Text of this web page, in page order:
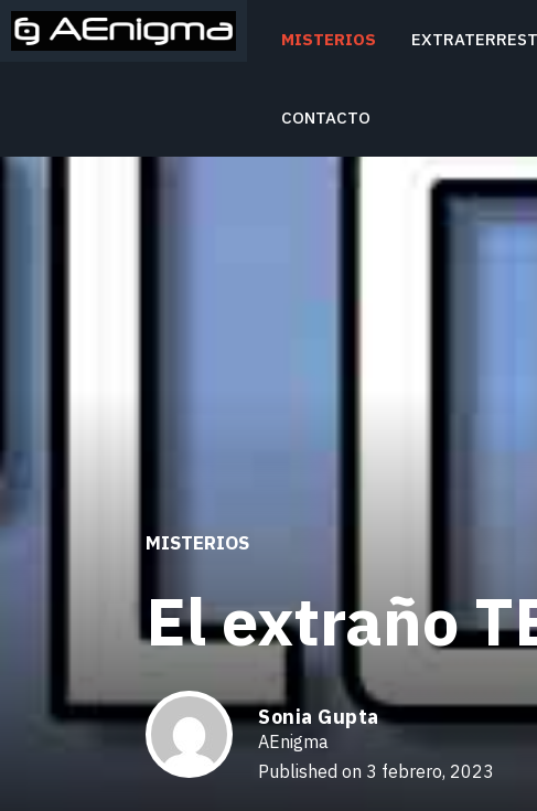
MISTERIOS
CONTACTO
MISTERIOS
El extraño
Sonia Gupta
AEnigma
Published on 3 febrero, 2023